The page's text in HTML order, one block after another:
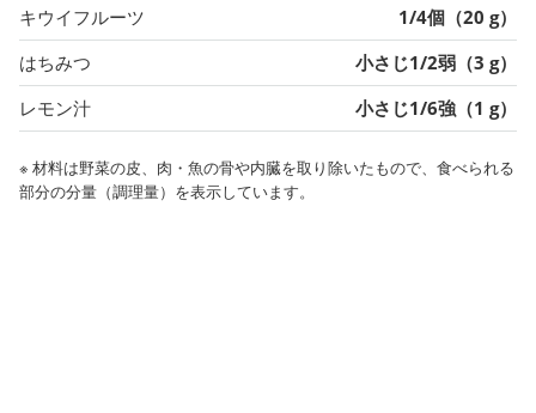
キウイフルーツ
1/4個（20 g）
はちみつ
小さじ1/2弱（3 g）
レモン汁
小さじ1/6強（1 g）
※ 材料は野菜の皮、肉・魚の骨や内臓を取り除いたもので、食べられる
部分の分量（調理量）を表示しています。